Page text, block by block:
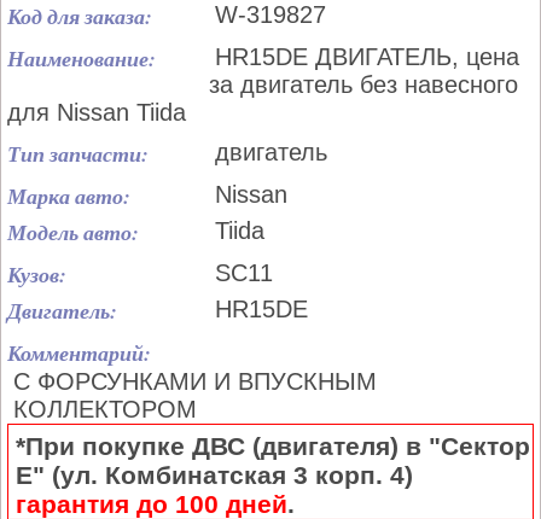
Код для заказа: W-319827
Наименование:
HR15DE ДВИГАТЕЛЬ, цена
за двигатель без навесного
для Nissan Tiida
Тип запчасти: двигатель
Марка авто: Nissan
Модель авто: Tiida
Кузов: SC11
Двигатель: HR15DE
Комментарий:
С ФОРСУНКАМИ И ВПУСКНЫМ
КОЛЛЕКТОРОМ
*При покупке ДВС (двигателя) в "Сектор
Е" (ул. Комбинатская 3 корп. 4)
гарантия до 100 дней.